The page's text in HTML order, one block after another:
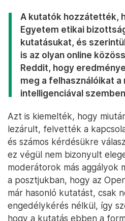
A kutatók hozzátették,
Egyetem etikai
kutatásukat, és
is az olyan online
Reddit, hogy
meg a felhasználóikat
intelligenciával
Azt is kiemelték, hogy
lezárult, felvették a
és számos kérdésükre
ez végül nem bizonyult
moderátorok más aggályok
a posztjukban, hogy az
már hasonló kutatást, csak
engedélykérés nélkül, így
hogy a kutatás ebben a